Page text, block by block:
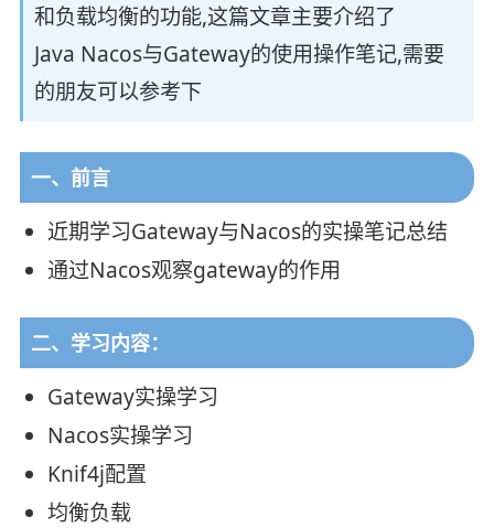
和负载均衡的功能,这篇文章主要介绍了
Java Nacos与Gateway的使用操作笔记,需要
的朋友可以参考下
一、前言
近期学习Gateway与Nacos的实操笔记总结
通过Nacos观察gateway的作用
二、学习内容：
Gateway实操学习
Nacos实操学习
Knif4j配置
均衡负载